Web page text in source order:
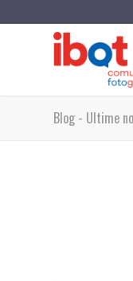
Blog - Ultime